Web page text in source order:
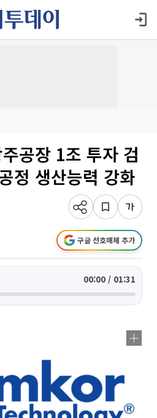
공장 1조 투자 검
정 생산능력 강화
구글 선호매체 추가
00:00 / 01:31